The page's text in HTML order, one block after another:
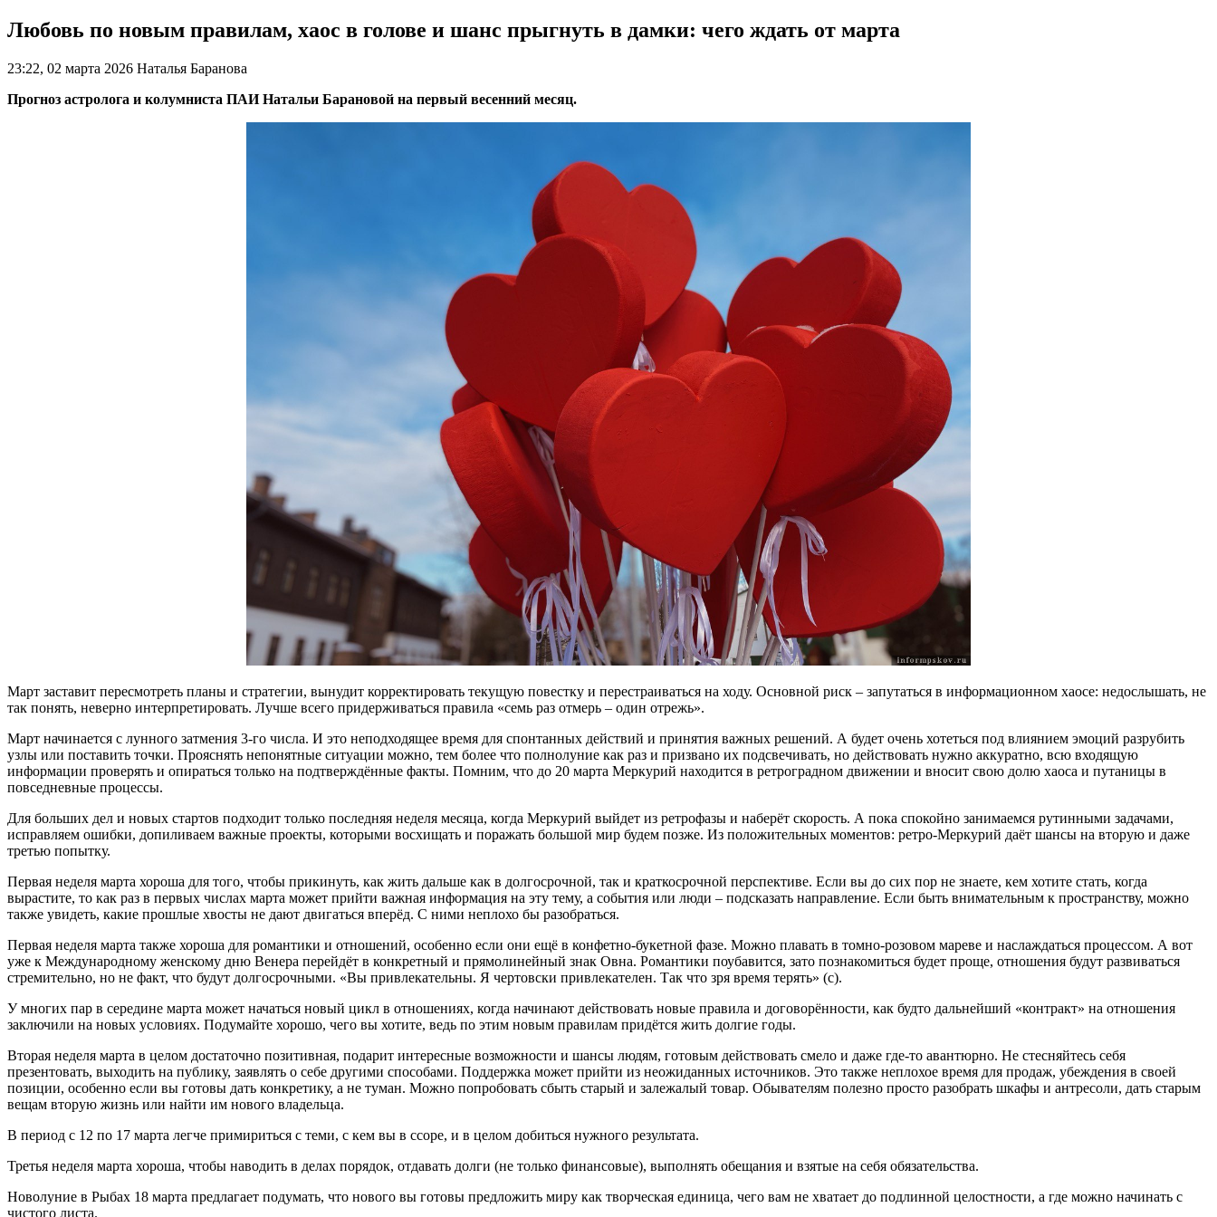
Любовь по новым правилам, хаос в голове и шанс прыгнуть в дамки: чего ждать от марта
23:22, 02 марта 2026 Наталья Баранова
Прогноз астролога и колумниста ПАИ Натальи Барановой на первый весенний месяц.
Март заставит пересмотреть планы и стратегии, вынудит корректировать текущую повестку и перестраиваться на ходу. Основной риск – запутаться в информационном хаосе: недослышать, не
так понять, неверно интерпретировать. Лучше всего придерживаться правила «семь раз отмерь – один отрежь».
Март начинается с лунного затмения 3-го числа. И это неподходящее время для спонтанных действий и принятия важных решений. А будет очень хотеться под влиянием эмоций разрубить
узлы или поставить точки. Прояснять непонятные ситуации можно, тем более что полнолуние как раз и призвано их подсвечивать, но действовать нужно аккуратно, всю входящую
информации проверять и опираться только на подтверждённые факты. Помним, что до 20 марта Меркурий находится в ретроградном движении и вносит свою долю хаоса и путаницы в
повседневные процессы.
Для больших дел и новых стартов подходит только последняя неделя месяца, когда Меркурий выйдет из ретрофазы и наберёт скорость. А пока спокойно занимаемся рутинными задачами,
исправляем ошибки, допиливаем важные проекты, которыми восхищать и поражать большой мир будем позже. Из положительных моментов: ретро-Меркурий даёт шансы на вторую и даже
третью попытку.
Первая неделя марта хороша для того, чтобы прикинуть, как жить дальше как в долгосрочной, так и краткосрочной перспективе. Если вы до сих пор не знаете, кем хотите стать, когда
вырастите, то как раз в первых числах марта может прийти важная информация на эту тему, а события или люди – подсказать направление. Если быть внимательным к пространству, можно
также увидеть, какие прошлые хвосты не дают двигаться вперёд. С ними неплохо бы разобраться.
Первая неделя марта также хороша для романтики и отношений, особенно если они ещё в конфетно-букетной фазе. Можно плавать в томно-розовом мареве и наслаждаться процессом. А вот
уже к Международному женскому дню Венера перейдёт в конкретный и прямолинейный знак Овна. Романтики поубавится, зато познакомиться будет проще, отношения будут развиваться
стремительно, но не факт, что будут долгосрочными. «Вы привлекательны. Я чертовски привлекателен. Так что зря время терять» (с).
У многих пар в середине марта может начаться новый цикл в отношениях, когда начинают действовать новые правила и договорённости, как будто дальнейший «контракт» на отношения
заключили на новых условиях. Подумайте хорошо, чего вы хотите, ведь по этим новым правилам придётся жить долгие годы.
Вторая неделя марта в целом достаточно позитивная, подарит интересные возможности и шансы людям, готовым действовать смело и даже где-то авантюрно. Не стесняйтесь себя
презентовать, выходить на публику, заявлять о себе другими способами. Поддержка может прийти из неожиданных источников. Это также неплохое время для продаж, убеждения в своей
позиции, особенно если вы готовы дать конкретику, а не туман. Можно попробовать сбыть старый и залежалый товар. Обывателям полезно просто разобрать шкафы и антресоли, дать старым
вещам вторую жизнь или найти им нового владельца.
В период с 12 по 17 марта легче примириться с теми, с кем вы в ссоре, и в целом добиться нужного результата.
Третья неделя марта хороша, чтобы наводить в делах порядок, отдавать долги (не только финансовые), выполнять обещания и взятые на себя обязательства.
Новолуние в Рыбах 18 марта предлагает подумать, что нового вы готовы предложить миру как творческая единица, чего вам не хватает до подлинной целостности, а где можно начинать с
чистого листа.